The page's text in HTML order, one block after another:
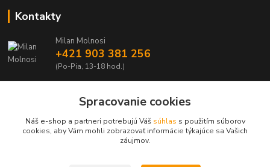
Kontakty
Milan Molnosi
+421 903 381 256
(Po-Pia, 13-18 hod.)
Spracovanie cookies
Náš e-shop a partneri potrebujú Váš súhlas s použitím súborov
cookies, aby Vám mohli zobrazovať informácie týkajúce sa Vašich
záujmov.